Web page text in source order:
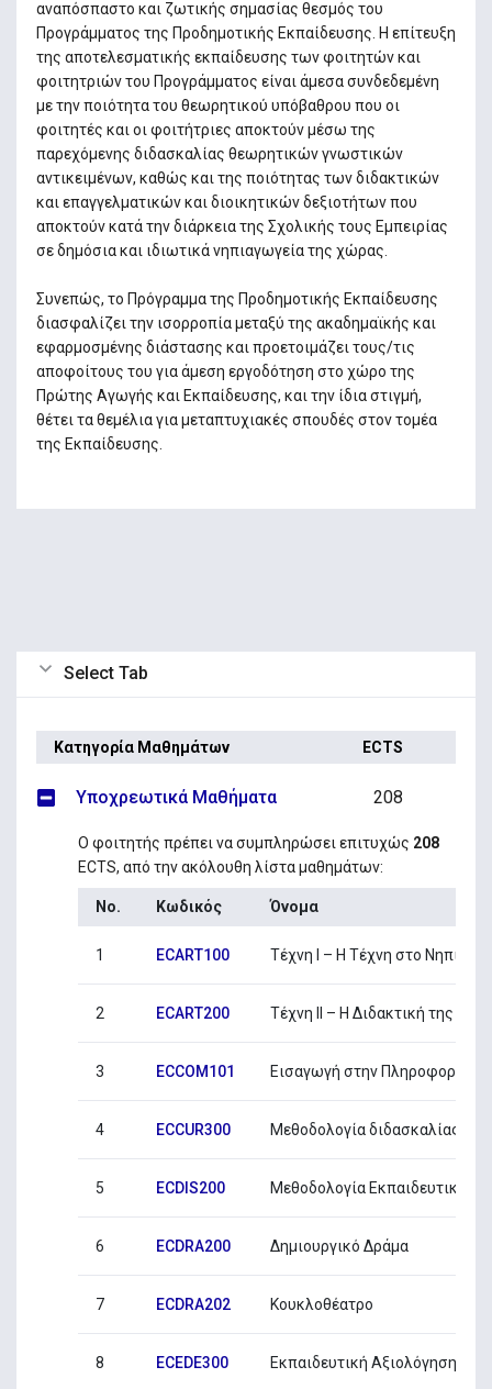
αναπόσπαστο και ζωτικής σημασίας θεσμός του
Προγράμματος της Προδημοτικής Εκπαίδευσης. Η επίτευξη
της αποτελεσματικής εκπαίδευσης των φοιτητών και
φοιτητριών του Προγράμματος είναι άμεσα συνδεδεμένη
με την ποιότητα του θεωρητικού υπόβαθρου που οι
φοιτητές και οι φοιτήτριες αποκτούν μέσω της
παρεχόμενης διδασκαλίας θεωρητικών γνωστικών
αντικειμένων, καθώς και της ποιότητας των διδακτικών
και επαγγελματικών και διοικητικών δεξιοτήτων που
αποκτούν κατά την διάρκεια της Σχολικής τους Εμπειρίας
σε δημόσια και ιδιωτικά νηπιαγωγεία της χώρας.
Συνεπώς, το Πρόγραμμα της Προδημοτικής Εκπαίδευσης
διασφαλίζει την ισορροπία μεταξύ της ακαδημαϊκής και
εφαρμοσμένης διάστασης και προετοιμάζει τους/τις
αποφοίτους του για άμεση εργοδότηση στο χώρο της
Πρώτης Αγωγής και Εκπαίδευσης, και την ίδια στιγμή,
θέτει τα θεμέλια για μεταπτυχιακές σπουδές στον τομέα
της Εκπαίδευσης.
Select Tab
Κατηγορία Μαθημάτων ECTS
Υποχρεωτικά Μαθήματα 208
Ο φοιτητής πρέπει να συμπληρώσει επιτυχώς 208
ECTS, από την ακόλουθη λίστα μαθημάτων:
No. Κωδικός Όνομα
1 ECART100 Τέχνη Ι – Η Τέχνη στο
2 ECART200 Τέχνη ΙΙ – Η Διδακτική της
3 ECCOM101 Εισαγωγή στην Πληροφορική
4 ECCUR300 Μεθοδολογία διδασκαλίας
5 ECDIS200 Μεθοδολογία Εκπαιδευτικής
6 ECDRA200 ∆ηµιουργικό ∆ράµα
7 ECDRA202 Κουκλοθέατρο
8 ECEDE300 Εκπαιδευτική Αξιολόγηση